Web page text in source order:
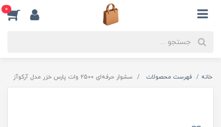
0
خانه فهرست محصولات سشوار حرفه‌ای 2500 وات پارس خزر مدل آرکوآز